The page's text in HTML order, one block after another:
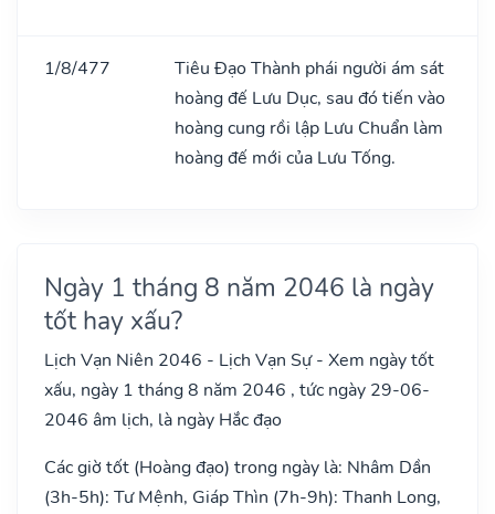
1/8/477
Tiêu Đạo Thành phái người ám sát
hoàng đế Lưu Dục, sau đó tiến vào
hoàng cung rồi lập Lưu Chuẩn làm
hoàng đế mới của Lưu Tống.
Ngày 1 tháng 8 năm 2046 là ngày
tốt hay xấu?
Lịch Vạn Niên 2046 - Lịch Vạn Sự - Xem ngày tốt
xấu, ngày 1 tháng 8 năm 2046 , tức ngày 29-06-
2046 âm lịch, là ngày Hắc đạo
Các giờ tốt (Hoàng đạo) trong ngày là: Nhâm Dần
(3h-5h): Tư Mệnh, Giáp Thìn (7h-9h): Thanh Long,